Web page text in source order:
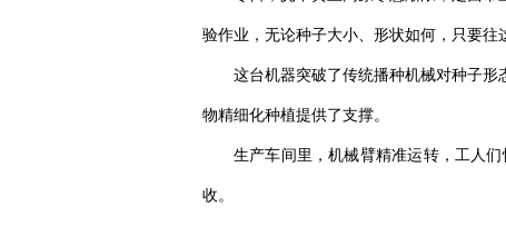
验作业，无论种子大小、形状如何，只要往
这台机器突破了传统播种机械对种子
物精细化种植提供了支撑。
生产车间里，机械臂精准运转，工人
收。